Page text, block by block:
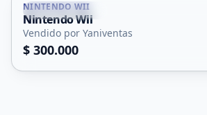
Villa Mercedes
NINTENDO WII
Nintendo Wii
Vendido por Yaniventas
$ 300.000